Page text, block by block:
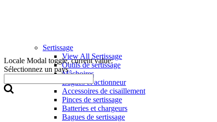
Locale Modal toggle, current value:
Sélectionnez un pays
Sertissage
View All Sertissage
Outils de sertissage
Mâchoires
Bagues et actionneur
Accessoires de cisaillement
Pinces de sertissage
Batteries et chargeurs
Bagues de sertissage